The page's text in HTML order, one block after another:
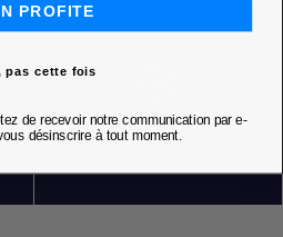
PROFITE
pas cette fois
de recevoir notre communication par e-
désinscrire à tout moment.